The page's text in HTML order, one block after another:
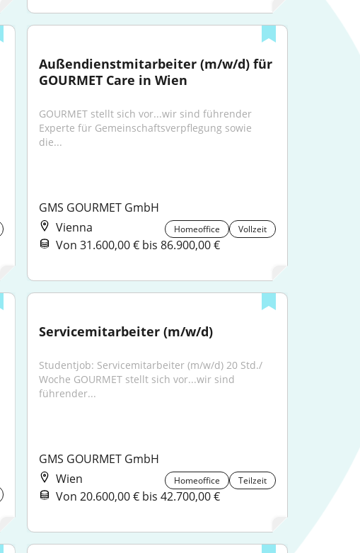
Außendienstmitarbeiter (m/w/d) für
GOURMET Care in Wien
GOURMET stellt sich vor...wir sind führender
Experte für Gemeinschaftsverpflegung sowie
die...
GMS GOURMET GmbH
Vienna
Homeoffice Vollzeit
Von 31.600,00 € bis 86.900,00 €
Servicemitarbeiter (m/w/d)
Studentjob: Servicemitarbeiter (m/w/d) 20 Std./
Woche GOURMET stellt sich vor...wir sind
führender...
GMS GOURMET GmbH
Wien
Homeoffice Teilzeit
Von 20.600,00 € bis 42.700,00 €